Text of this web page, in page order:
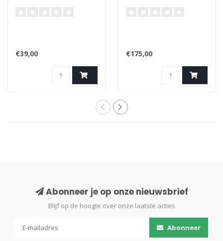
€39,00 €175,00
Abonneer je op onze nieuwsbrief
Blijf op de hoogte over onze laatste acties
Abonneer